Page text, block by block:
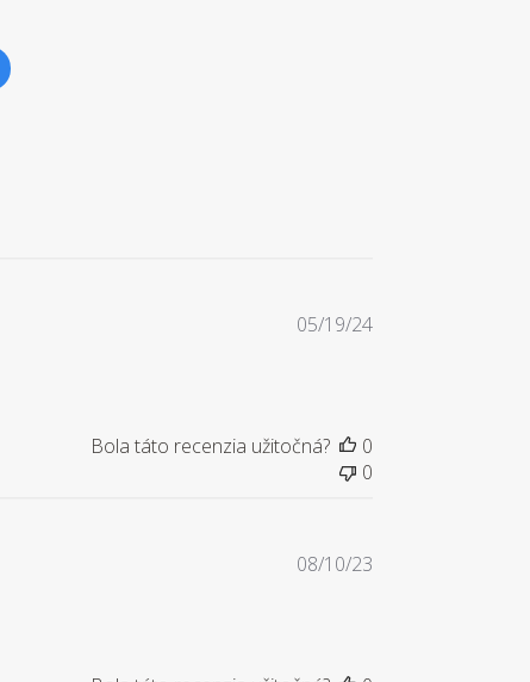
Dátum
05/19/24
Bola táto recenzia užitočná?
0
0
08/10/23